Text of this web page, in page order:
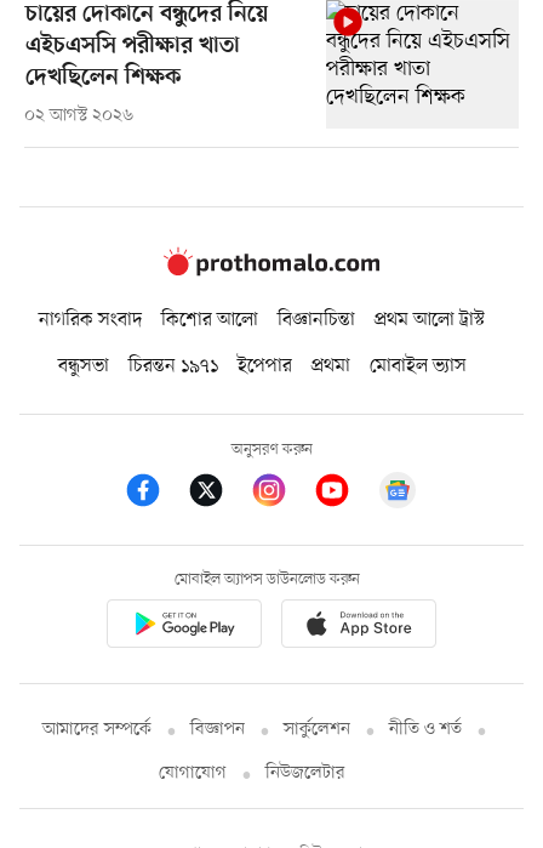
চায়ের দোকানে বন্ধুদের নিয়ে
এইচএসসি পরীক্ষার খাতা
দেখছিলেন শিক্ষক
০২ আগস্ট ২০২৬
নাগরিক সংবাদ কিশোর আলো বিজ্ঞানচিন্তা
প্রথম আলো ট্রাস্ট
বন্ধুসভা
চিরন্তন ১৯৭১ ইপেপার প্রথমা মোবাইল ভ্যাস
অনুসরণ করুন
মোবাইল অ্যাপস ডাউনলোড করুন
আমাদের সম্পর্কে বিজ্ঞাপন সার্কুলেশন
নীতি ও শর্ত
যোগাযোগ
নিউজলেটার